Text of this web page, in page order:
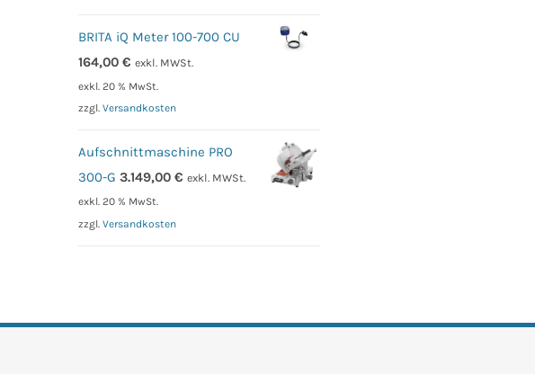
BRITA iQ Meter 100-700 CU
164,00 € exkl. MWSt.
exkl. 20 % MwSt.
zzgl. Versandkosten
Aufschnittmaschine PRO
300-G 3.149,00 € exkl. MWSt.
exkl. 20 % MwSt.
zzgl. Versandkosten